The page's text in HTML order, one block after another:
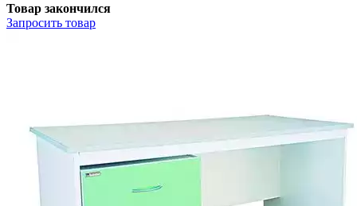
Товар закончился
Запросить товар